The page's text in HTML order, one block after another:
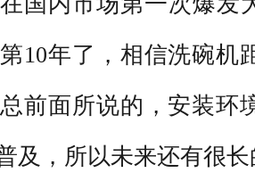
10年了，相信洗碗机
前面所说的，安装环
及，所以未来还有很